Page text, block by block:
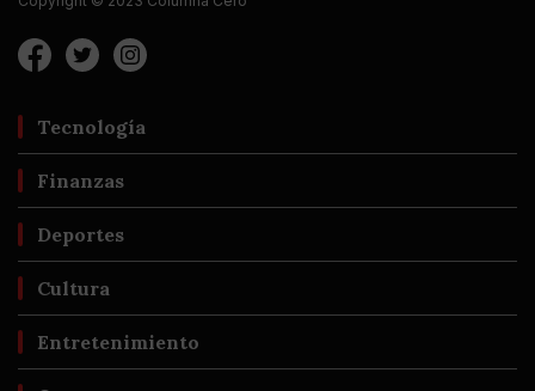
Tecnología
Finanzas
Deportes
Cultura
Entretenimiento